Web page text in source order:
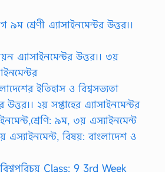
৯ম শ্রেণী এ্যাসাইনমেন্টর উত্তর।।
এ্যাসাইনমেন্টর উত্তর।। ৩য়
ইতিহাস ও বিশ্বসভ্যতা
উত্তর।। ২য় সপ্তাহের এ্যাসাইনমেন্টর
৯ম, ৩য় এস্যাইনমেন্ট
এস্যাইনমেন্ট, বিষয়: বাংলাদেশ ও
Class: 9 3rd Week